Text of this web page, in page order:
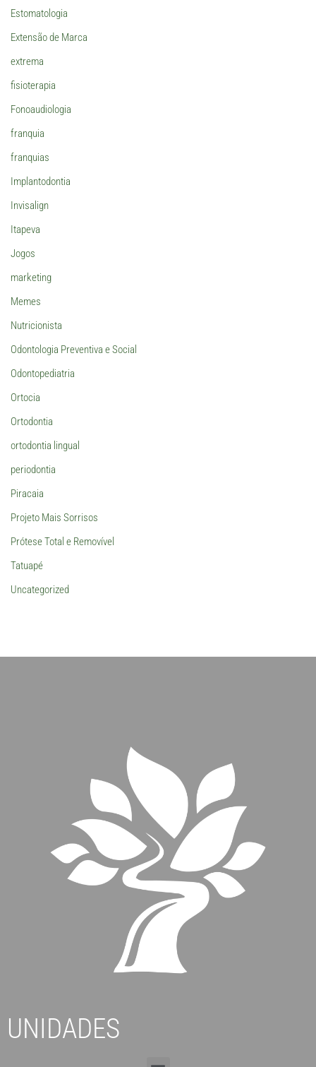
Estomatologia
Extensão de Marca
extrema
fisioterapia
Fonoaudiologia
franquia
franquias
Implantodontia
Invisalign
Itapeva
Jogos
marketing
Memes
Nutricionista
Odontologia Preventiva e Social
Odontopediatria
Ortocia
Ortodontia
ortodontia lingual
periodontia
Piracaia
Projeto Mais Sorrisos
Prótese Total e Removível
Tatuapé
Uncategorized
UNIDADES